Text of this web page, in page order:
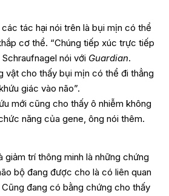
tác hại nói trên là bụi mịn có thể
cơ thể. “Chúng tiếp xúc trực tiếp
nói với Guardian.
vật cho thấy bụi mịn có thể đi thẳng
giác vào não”.
mới cũng cho thấy ô nhiễm không
năng của gene, ông nói thêm.
trí thông minh là những chứng
bộ đang được cho là có liên quan
đang có bằng chứng cho thấy